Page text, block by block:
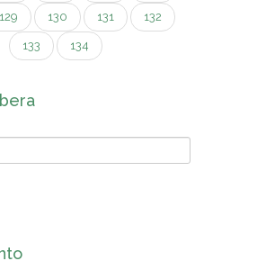
129 130 131 132
133 134